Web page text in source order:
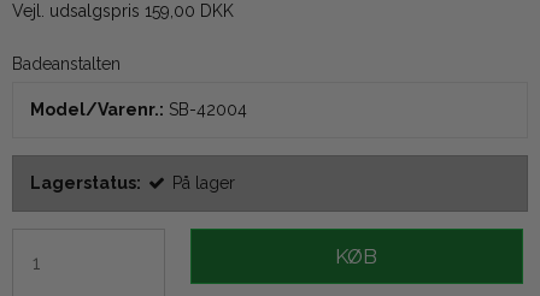
Vejl. udsalgspris 159,00 DKK
Badeanstalten
Model/Varenr.: SB-42004
Lagerstatus: På lager
KØB